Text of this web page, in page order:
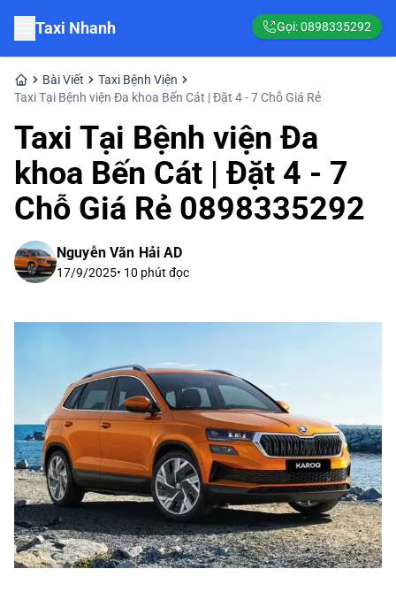
Taxi Nhanh Gọi:0898335292
Bài Viết
Taxi Bệnh Viện
Taxi Tại Bệnh viện Đa khoa Bến Cát | Đặt 4 - 7 Chỗ Giá Rẻ
Taxi Tại Bệnh viện Đa
khoa Bến Cát | Đặt 4 - 7
Chỗ Giá Rẻ 0898335292
Nguyễn Văn Hải AD
17/9/2025• 10 phút đọc